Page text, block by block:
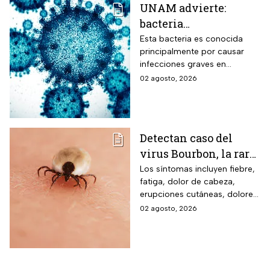
UNAM advierte:
bacteria
Acinetobacter
baumannii podría
transmitirse entre
humanos y animales
Esta bacteria es conocida
principalmente por causar
infecciones graves en
hospitales
02 agosto, 2026
Detectan caso del
virus Bourbon, la rara
enfermedad
transmitida por
garrapatas que no
tiene cura ni vacuna
Los síntomas incluyen fiebre,
fatiga, dolor de cabeza,
erupciones cutáneas, dolores
musculares, náuseas y
02 agosto, 2026